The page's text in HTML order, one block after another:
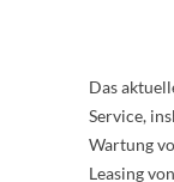
Das
Service,
Wartung
Leasing